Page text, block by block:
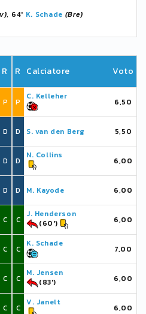
, 64' K. Schade (Bre)
R
P
D
D
D
C
C
C
C
R Calciatore Voto
P
C. Kelleher
6,50
D S. van den Berg 5,50
D
N. Collins
6,00
D M. Kayode 6,00
C
J. Henderson
(60')
6,00
C
K. Schade
7,00
C
M. Jensen
(83')
6,00
C
V. Janelt
6,00